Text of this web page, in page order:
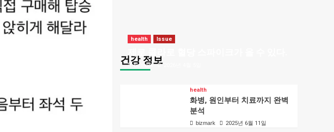
건강 정보
health Issue
bizmark
health
화병, 원인부터 치료까지 완벽
분석
bizmark 2025년 6월 11일